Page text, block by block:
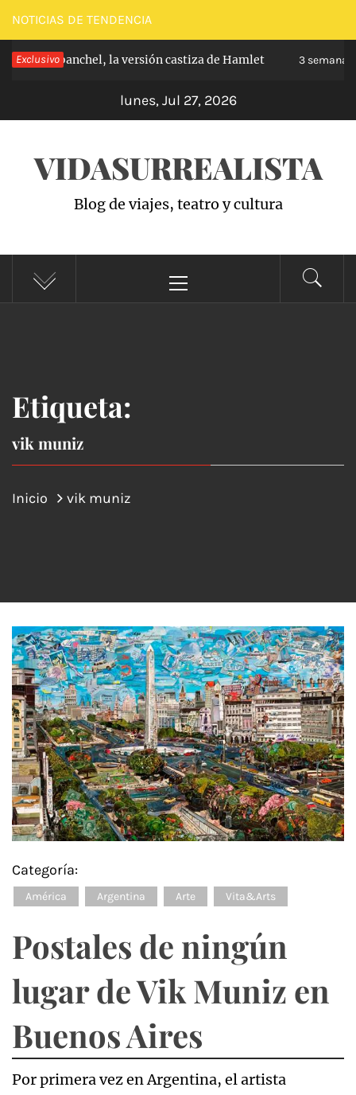
Saltar
al
contenido
NOTICIAS DE TENDENCIA
Exclusivo
de Carabanchel, la versión castiza de Hamlet 3 semanas
lunes, Jul 27, 2026
VIDASURREALISTA
Blog de viajes, teatro y cultura
principal
Etiqueta:
vik muniz
Inicio vik muniz
Categoría:
América Argentina Arte Vita&Arts
Postales de ningún
lugar de Vik Muniz en
Buenos Aires
Por primera vez en Argentina, el artista